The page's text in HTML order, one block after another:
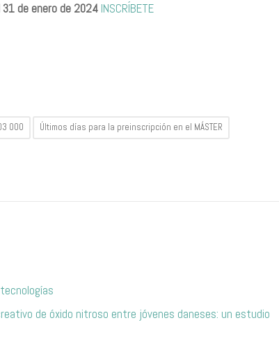
de enero de 2024 INSCRÍBETE
000 Últimos días para la preinscripción en el MÁSTER
de óxido nitroso entre jóvenes daneses: un estudio